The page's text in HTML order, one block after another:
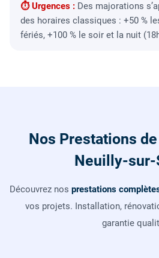
⏱ Urgences : Des majorations
des horaires classiques : +50 %
fériés, +100 % le soir et la nuit
Nos Prestations
Neuilly-sur-
Découvrez nos prestations
vos projets. Installation,
garantie